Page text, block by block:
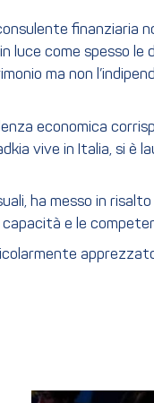
finanziaria
luce come spesso le
ma non
economica
vive in Italia, si è
ha messo in
e le